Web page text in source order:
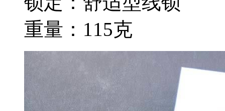
重量：115克